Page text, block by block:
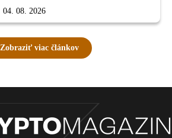
04. 08. 2026
Zobraziť viac článkov